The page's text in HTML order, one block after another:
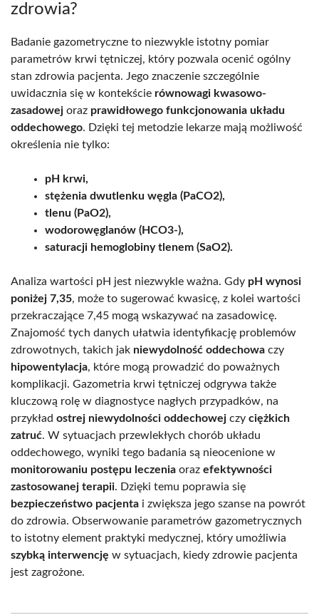
zdrowia?
Badanie gazometryczne to niezwykle istotny pomiar
parametrów krwi tętniczej, który pozwala ocenić ogólny
stan zdrowia pacjenta. Jego znaczenie szczególnie
uwidacznia się w kontekście równowagi kwasowo-
zasadowej oraz prawidłowego funkcjonowania układu
oddechowego. Dzięki tej metodzie lekarze mają możliwość
określenia nie tylko:
pH krwi,
stężenia dwutlenku węgla (PaCO2),
tlenu (PaO2),
wodorowęglanów (HCO3-),
saturacji hemoglobiny tlenem (SaO2).
Analiza wartości pH jest niezwykle ważna. Gdy pH wynosi
poniżej 7,35, może to sugerować kwasicę, z kolei wartości
przekraczające 7,45 mogą wskazywać na zasadowicę.
Znajomość tych danych ułatwia identyfikację problemów
zdrowotnych, takich jak niewydolność oddechowa czy
hipowentylacja, które mogą prowadzić do poważnych
komplikacji. Gazometria krwi tętniczej odgrywa także
kluczową rolę w diagnostyce nagłych przypadków, na
przykład ostrej niewydolności oddechowej czy ciężkich
zatruć. W sytuacjach przewlekłych chorób układu
oddechowego, wyniki tego badania są nieocenione w
monitorowaniu postępu leczenia oraz efektywności
zastosowanej terapii. Dzięki temu poprawia się
bezpieczeństwo pacjenta i zwiększa jego szanse na powrót
do zdrowia. Obserwowanie parametrów gazometrycznych
to istotny element praktyki medycznej, który umożliwia
szybką interwencję w sytuacjach, kiedy zdrowie pacjenta
jest zagrożone.